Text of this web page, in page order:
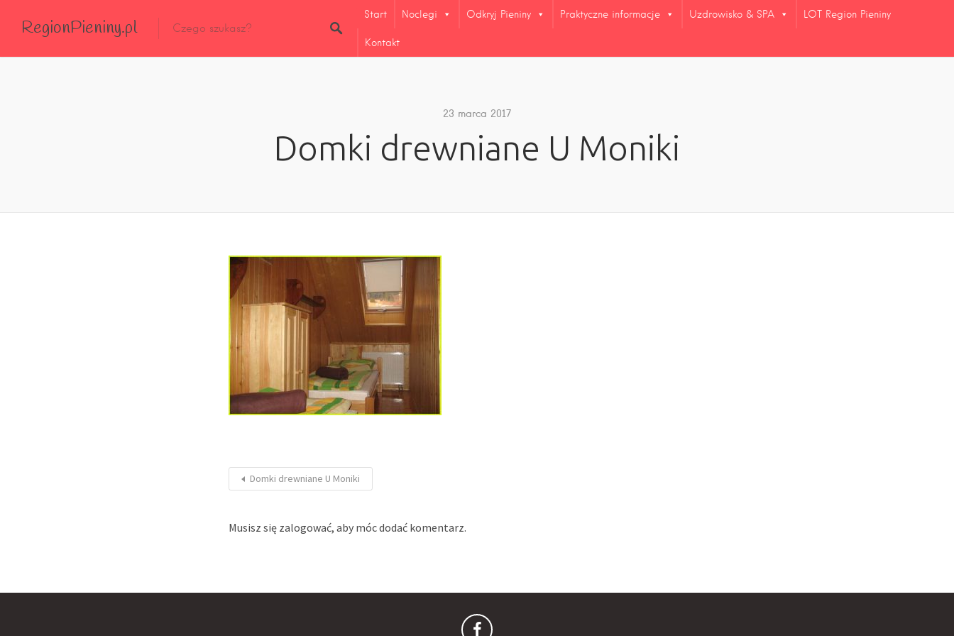
RegionPieniny.pl
Start Noclegi Odkryj Pieniny Praktyczne informacje Uzdrowisko & SPA LOT Region Pieniny
Kontakt
23 marca 2017
Domki drewniane U Moniki
Domki drewniane U Moniki
Musisz się zalogować, aby móc dodać komentarz.